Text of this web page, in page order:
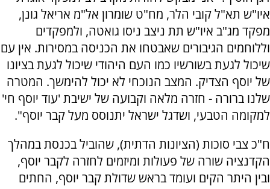
איו"ש תא"ל קובי הלר, מח"ט שומרון אל"מ אריאל גונן,
מפקד מג"ב איו"ש תת ניצב ניסו גואטה, ולמפקדים
וללוחמים הגיבורים שאבטחו את הכניסה במסירות. אין עם
שיכול לגעת בשורשיו כמו העם היהודי שיכול לגעת בציונו
של יוסף הצדיק. המצב הנוכחי לא יכול להימשך. המטרה
שלנו ברורה - חזרה מלאה וקבועה של ישיבת 'עוד יוסף חי'
למקומה הטבעי, ושדגל ישראל יתנוסס מעל קבר יוסף".
ח"כ צבי סוכות (הציונות הדתית), שהוביל בכנסת במהלך
הקדנציה שורה של פעולות ומיזמים לחזרה לקבר יוסף,
ובין היתר הקים ועומד בראש שדולת קבר יוסף, החתים